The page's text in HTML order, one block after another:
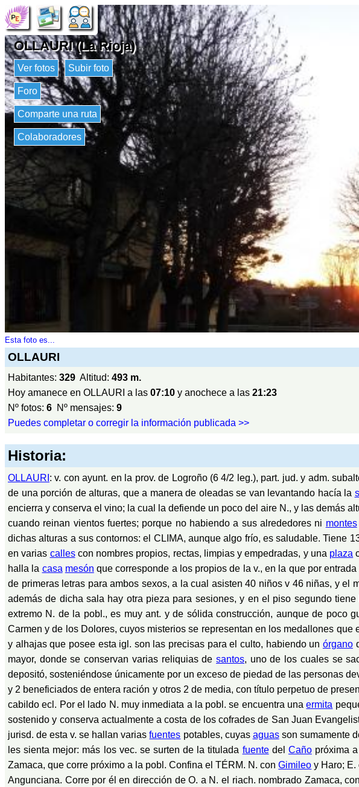
OLLAURI (La Rioja)
Ver fotos Subir foto
Foro
Comparte una ruta
Colaboradores
Esta foto es...
OLLAURI
Habitantes: 329 Altitud: 493 m.
Hoy amanece en OLLAURI a las 07:10 y anochece a las 21:23
Nº fotos: 6 Nº mensajes: 9
Puedes completar o corregir la información publicada >>
Historia:
OLLAURI : v. con ayunt. en la prov. de Logroño (6 4/2 leg.), part. jud. y adm.
de una porción de alturas, que a manera de oleadas se van levantando hacía la
encierra y conserva el vino; la cual la defiende un poco del aire N., y las demás
cuando reinan vientos fuertes; porque no habiendo a sus alrededores ni montes
dichas alturas a sus contornos: el CLIMA, aunque algo frío, es saludable. Tiene
en varias callescon nombres propios, rectas, limpias y empedradas, y una plaza
halla la casa mesón que corresponde a los propios de la v., en la que por
de primeras letras para ambos sexos, a la cual asisten 40 niños v 46 niñas, y
además de dicha sala hay otra pieza para sesiones, y en el piso segundo
extremo N. de la pobl., es muy ant. y de sólida construcción, aunque de poco
Carmen y de los Dolores, cuyos misterios se representan en los medallones que
y alhajas que posee esta igl. son las precisas para el culto, habiendo un órgano
mayor, donde se conservan varias reliquias desantos, uno de los cuales se
depositó, sosteniéndose únicamente por un exceso de piedad de las personas
y 2 beneficiados de entera ración y otros 2 de media, con título perpetuo de
cabildo ecl. Por el lado N. muy inmediata a la pobl. se encuentra unaermita
sostenido y conserva actualmente a costa de los cofrades de San Juan
jurisd. de esta v. se hallan variasfuentes potables, cuyas aguasson sumamente
les sienta mejor: más los vec. se surten de la titulada fuentedel Cañopróxima
Zamaca, que corre próximo a la pobl. Confina el TÉRM. N. conGimileo y Haro;
Angunciana. Corre por él en dirección de O. a N. el riach. nombrado Zamaca,